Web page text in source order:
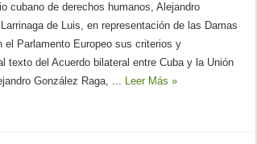
cubano de derechos humanos, Alejandro
de Luis, en representación de las Damas
el Parlamento Europeo sus criterios y
texto del Acuerdo bilateral entre Cuba y la Unión
González Raga, ... Leer Más »